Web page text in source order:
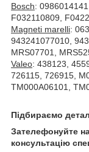
Bosch:
F032110809,
Magneti marelli:
943241077010,
MRS07701,
Valeo: 438123,
726115, 726915,
TM000A06101,
Підбираємо
Зателефонуйте
консультацію